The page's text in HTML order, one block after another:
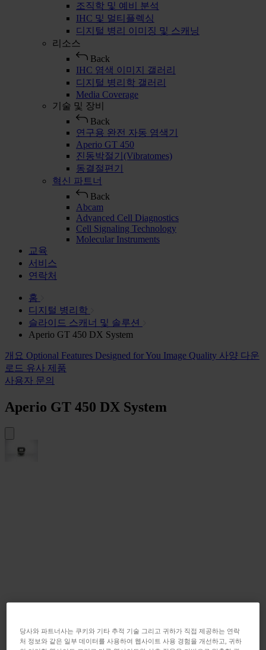
조직학 및 예비 분석
IHC 및 멀티플렉싱
디지털 병리 이미징 및 스캐닝
리소스
Back
IHC 염색 이미지 갤러리
디지털 병리학 갤러리
Media Coverage
기술 및 장비
Back
연구용 완전 자동 염색기
Aperio GT 450
진동박절기(Vibratomes)
동결절편기
혁신 파트너
Back
Abcam
Advanced Cell Diagnostics
Cell Signaling Technology
Molecular Instruments
교육
서비스
연락처
홈
디지털 병리학
슬라이드 스캐너 및 솔루션
Aperio GT 450 DX System
개요 Optional Features Designed for You Image Quality 사양 다운
로드 유사 제품
사용자 문의
Aperio GT 450 DX System
당사와 파트너사는 쿠키와 기타 추적 기술 그리고 귀하가 직접 제공하는 연락
처 정보와 같은 일부 데이터를 사용하여 웹사이트 사용 경험을 개선하고, 귀하